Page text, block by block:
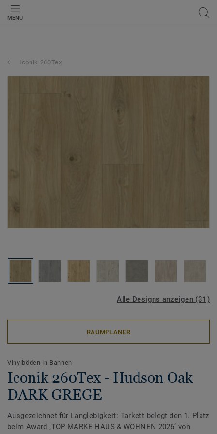
MENU
Iconik 260Tex
Alle Designs anzeigen (31)
RAUMPLANER
Vinylböden in Bahnen
Iconik 260Tex - Hudson Oak
DARK GREGE
Ausgezeichnet für Langlebigkeit: Tarkett belegt den 1. Platz
beim Award ‚TOP MARKE HAUS & WOHNEN 2026‘ von